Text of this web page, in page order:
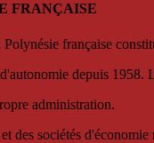
FRANÇAISE
française
depuis 1958.
administration.
des sociétés d'économie